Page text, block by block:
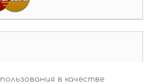
в качестве